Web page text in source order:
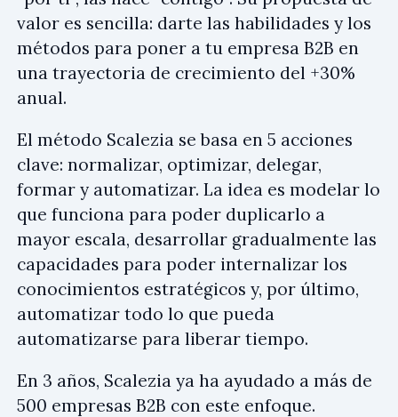
valor es sencilla: darte las habilidades y los
métodos para poner a tu empresa B2B en
una trayectoria de crecimiento del +30%
anual.
El método Scalezia se basa en 5 acciones
clave: normalizar, optimizar, delegar,
formar y automatizar. La idea es modelar lo
que funciona para poder duplicarlo a
mayor escala, desarrollar gradualmente las
capacidades para poder internalizar los
conocimientos estratégicos y, por último,
automatizar todo lo que pueda
automatizarse para liberar tiempo.
En 3 años, Scalezia ya ha ayudado a más de
500 empresas B2B con este enfoque.